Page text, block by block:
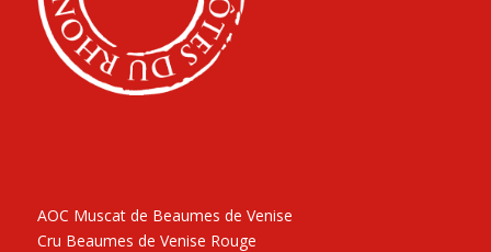
AOC Muscat de Beaumes de Venise
Cru Beaumes de Venise Rouge